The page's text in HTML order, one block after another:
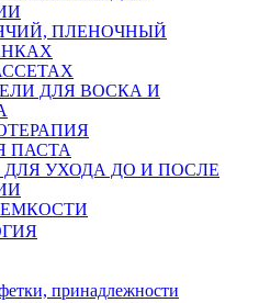
ПЛЕНОЧНЫЙ
ДЛЯ ВОСКА И
ПАСТА
ДЛЯ УХОДА ДО И ПОСЛЕ
принадлежности